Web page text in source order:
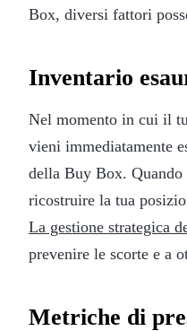
Box, diversi fattori
Inventario
Nel momento in cui il
vieni immediatamente
della Buy Box.
ricostruire la tua
La gestione strategica
prevenire le scorte e a
Metriche di